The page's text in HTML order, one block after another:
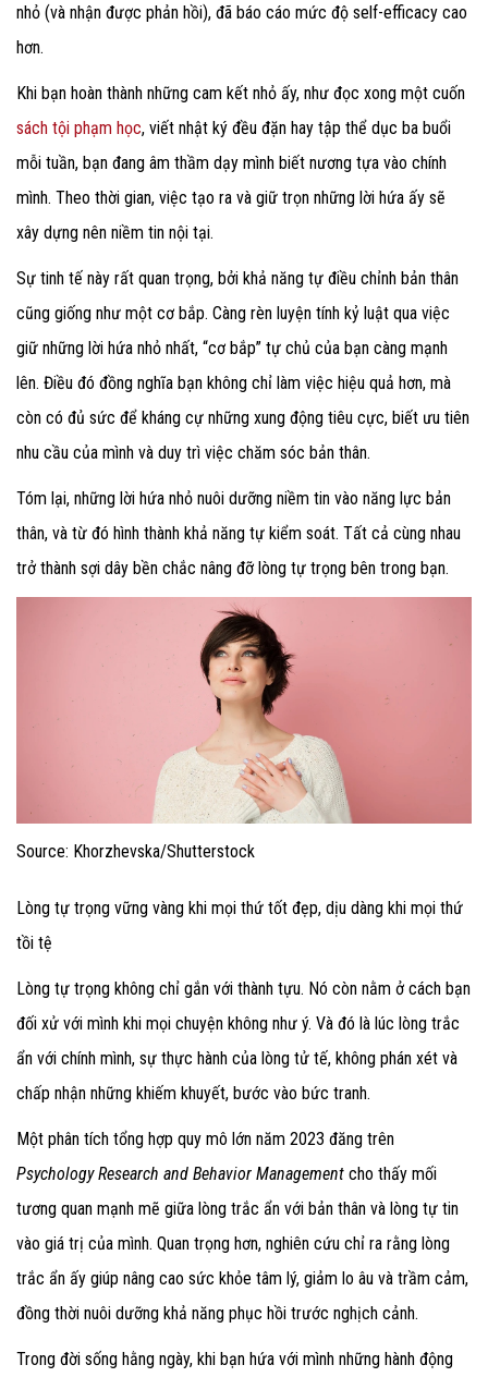
nhỏ (và nhận được phản hồi), đã báo cáo mức độ self-efficacy cao
hơn.
Khi bạn hoàn thành những cam kết nhỏ ấy, như đọc xong một cuốn
sách tội phạm học, viết nhật ký đều đặn hay tập thể dục ba buổi
mỗi tuần, bạn đang âm thầm dạy mình biết nương tựa vào chính
mình. Theo thời gian, việc tạo ra và giữ trọn những lời hứa ấy sẽ
xây dựng nên niềm tin nội tại.
Sự tinh tế này rất quan trọng, bởi khả năng tự điều chỉnh bản thân
cũng giống như một cơ bắp. Càng rèn luyện tính kỷ luật qua việc
giữ những lời hứa nhỏ nhất, “cơ bắp” tự chủ của bạn càng mạnh
lên. Điều đó đồng nghĩa bạn không chỉ làm việc hiệu quả hơn, mà
còn có đủ sức để kháng cự những xung động tiêu cực, biết ưu tiên
nhu cầu của mình và duy trì việc chăm sóc bản thân.
Tóm lại, những lời hứa nhỏ nuôi dưỡng niềm tin vào năng lực bản
thân, và từ đó hình thành khả năng tự kiểm soát. Tất cả cùng nhau
trở thành sợi dây bền chắc nâng đỡ lòng tự trọng bên trong bạn.
Source: Khorzhevska/Shutterstock
Lòng tự trọng vững vàng khi mọi thứ tốt đẹp, dịu dàng khi mọi thứ
tồi tệ
Lòng tự trọng không chỉ gắn với thành tựu. Nó còn nằm ở cách bạn
đối xử với mình khi mọi chuyện không như ý. Và đó là lúc lòng trắc
ẩn với chính mình, sự thực hành của lòng tử tế, không phán xét và
chấp nhận những khiếm khuyết, bước vào bức tranh.
Một phân tích tổng hợp quy mô lớn năm 2023 đăng trên
Psychology Research and Behavior Management cho thấy mối
tương quan mạnh mẽ giữa lòng trắc ẩn với bản thân và lòng tự tin
vào giá trị của mình. Quan trọng hơn, nghiên cứu chỉ ra rằng lòng
trắc ẩn ấy giúp nâng cao sức khỏe tâm lý, giảm lo âu và trầm cảm,
đồng thời nuôi dưỡng khả năng phục hồi trước nghịch cảnh.
Trong đời sống hằng ngày, khi bạn hứa với mình những hành động